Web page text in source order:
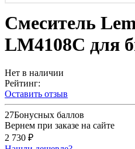
Смеситель
LM4108C для
Нет в наличии
Рейтинг:
Оставить отзыв
27Бонусных баллов
Вернем при заказе на сайте
2 730 ₽